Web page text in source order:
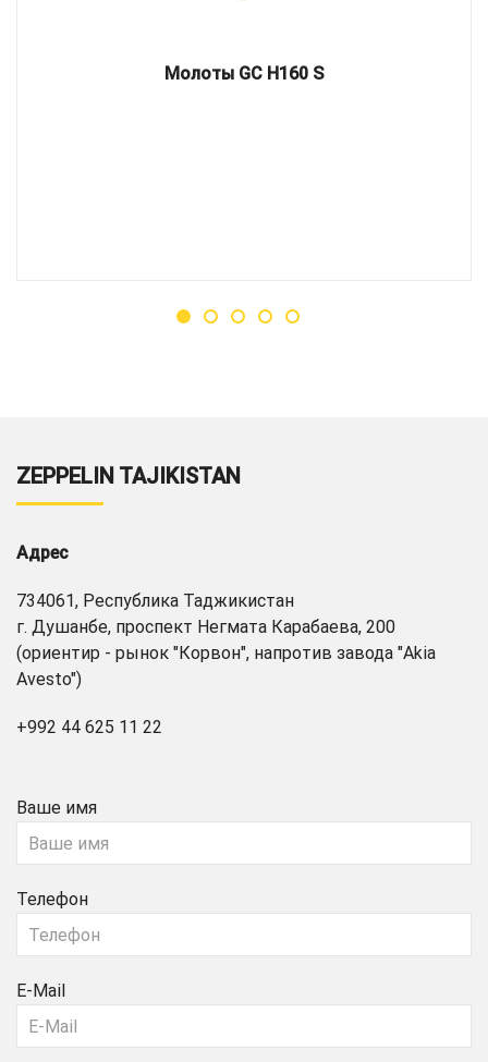
Молоты GC H160 S
ZEPPELIN TAJIKISTAN
Адрес
734061, Республика Таджикистан
г. Душанбе, проспект Негмата Карабаева, 200
(ориентир - рынок "Корвон", напротив завода "Akia
Avesto")
+992 44 625 11 22
Ваше имя
Телефон
E-Mail